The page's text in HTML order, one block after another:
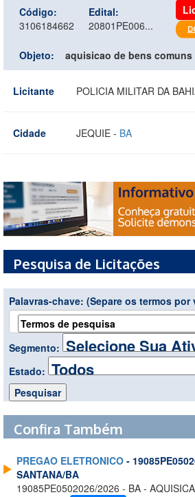
Código:
3106184662
Edital:
20801PE006...
Objeto: aquisicao de bens comuns
Licitante POLICIA MILITAR DA
Cidade JEQUIE - BA
Pesquisa de Licitações
Palavras-chave: (Separe os termos por
Segmento:
Estado:
Confira Também
PREGAO ELETRONICO -
SANTANA/BA
19085PE0502026/2026 - BA -